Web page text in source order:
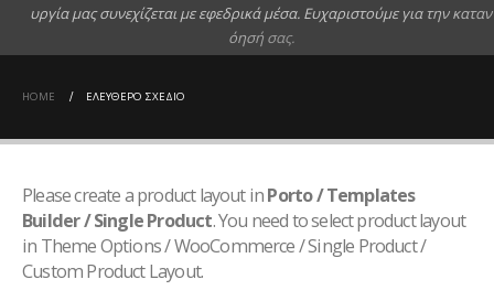
υργία μας συνεχίζεται με εφεδρικά μέσα. Ευχαριστούμε για την καταν
όησή σας.
HOME ΕΛΕΎΘΕΡΟ ΣΧΈΔΙΟ
Please create a product layout inPorto / Templates
Builder / Single Product. You need to select product layout
in Theme Options / WooCommerce / Single Product /
Custom Product Layout.